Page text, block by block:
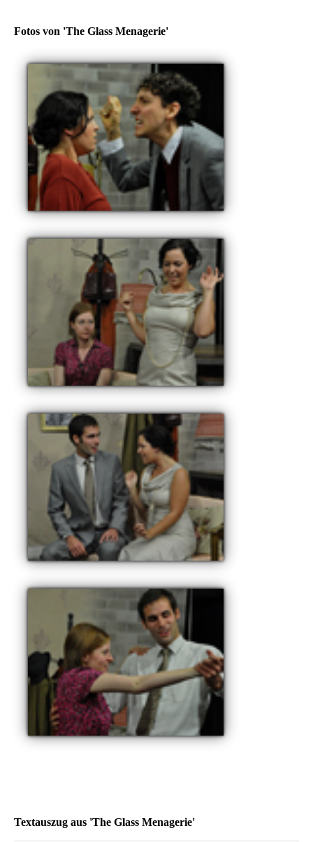
Fotos von 'The Glass Menagerie'
Textauszug aus 'The Glass Menagerie'